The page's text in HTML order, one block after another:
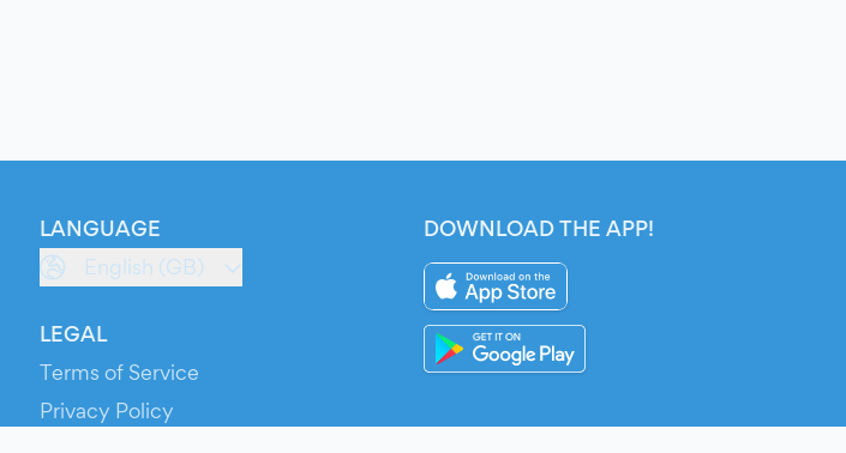
LANGUAGE
English (GB)
LEGAL
Terms of Service
Privacy Policy
DOWNLOAD THE APP!